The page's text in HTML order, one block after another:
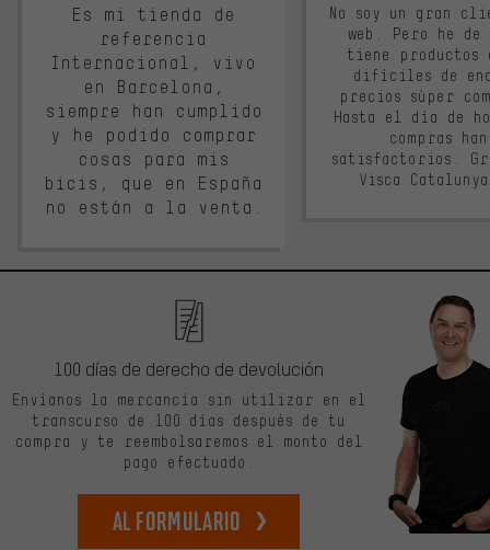
Es mi tienda de
referencia
Internacional, vivo
en Barcelona,
siempre han cumplido
y he podido comprar
cosas para mis
bicis, que en España
no están a la venta.
No soy un gran
web. Pero he
tiene productos
difíciles de
precios súper
Hasta el día de
compras
satisfactorios.
Visca
100 días de derecho de devolución
Envíanos la mercancía sin utilizar en el
transcurso de 100 días después de tu
compra y te reembolsaremos el monto del
pago efectuado.
Al formulario